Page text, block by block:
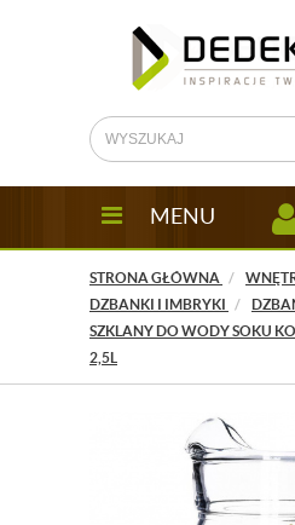
MENU
STRONA GŁÓWNA
DZBANKI I IMBRYKI
SZKLANY DO WODY SOKU
2,5L